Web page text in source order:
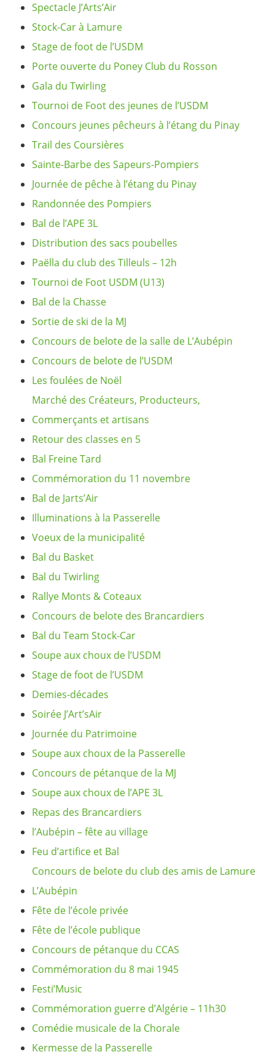
Spectacle J’Arts’Air
Stock-Car à Lamure
Stage de foot de l’USDM
Porte ouverte du Poney Club du Rosson
Gala du Twirling
Tournoi de Foot des jeunes de l’USDM
Concours jeunes pêcheurs à l’étang du Pinay
Trail des Coursières
Sainte-Barbe des Sapeurs-Pompiers
Journée de pêche à l’étang du Pinay
Randonnée des Pompiers
Bal de l’APE 3L
Distribution des sacs poubelles
Paëlla du club des Tilleuls – 12h
Tournoi de Foot USDM (U13)
Bal de la Chasse
Sortie de ski de la MJ
Concours de belote de la salle de L’Aubépin
Concours de belote de l’USDM
Les foulées de Noël
Marché des Créateurs, Producteurs,
Commerçants et artisans
Retour des classes en 5
Bal Freine Tard
Commémoration du 11 novembre
Bal de Jarts’Air
Illuminations à la Passerelle
Voeux de la municipalité
Bal du Basket
Bal du Twirling
Rallye Monts & Coteaux
Concours de belote des Brancardiers
Bal du Team Stock-Car
Soupe aux choux de l’USDM
Stage de foot de l’USDM
Demies-décades
Soirée J’Art’sAir
Journée du Patrimoine
Soupe aux choux de la Passerelle
Concours de pétanque de la MJ
Soupe aux choux de l’APE 3L
Repas des Brancardiers
l’Aubépin – fête au village
Feu d’artifice et Bal
Concours de belote du club des amis de Lamure
L’Aubépin
Fête de l’école privée
Fête de l’école publique
Concours de pétanque du CCAS
Commémoration du 8 mai 1945
Festi’Music
Commémoration guerre d’Algérie – 11h30
Comédie musicale de la Chorale
Kermesse de la Passerelle